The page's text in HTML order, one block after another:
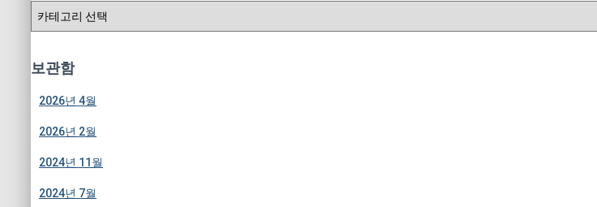
리
보관함
2026년 4월
2026년 2월
2024년 11월
2024년 7월